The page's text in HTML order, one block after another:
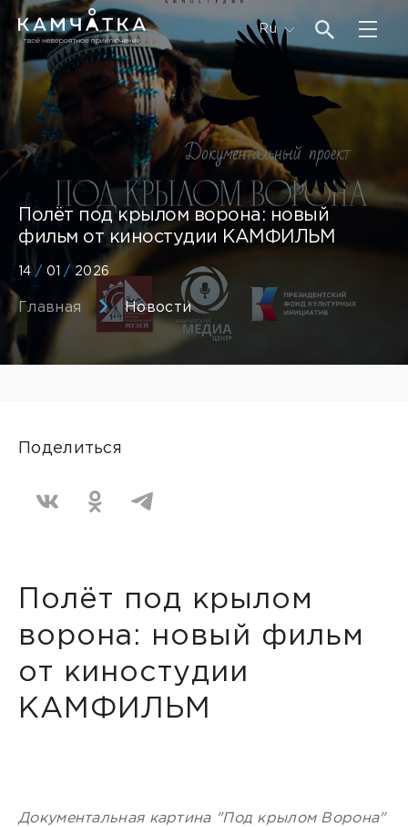
Ru
Полёт под крылом ворона: новый
фильм от киностудии КАМФИЛЬМ
14 / 01 / 2026
Главная Новости
Поделиться
Полёт под крылом
ворона: новый фильм
от киностудии
КАМФИЛЬМ
Документальная картина "Под крылом Ворона"